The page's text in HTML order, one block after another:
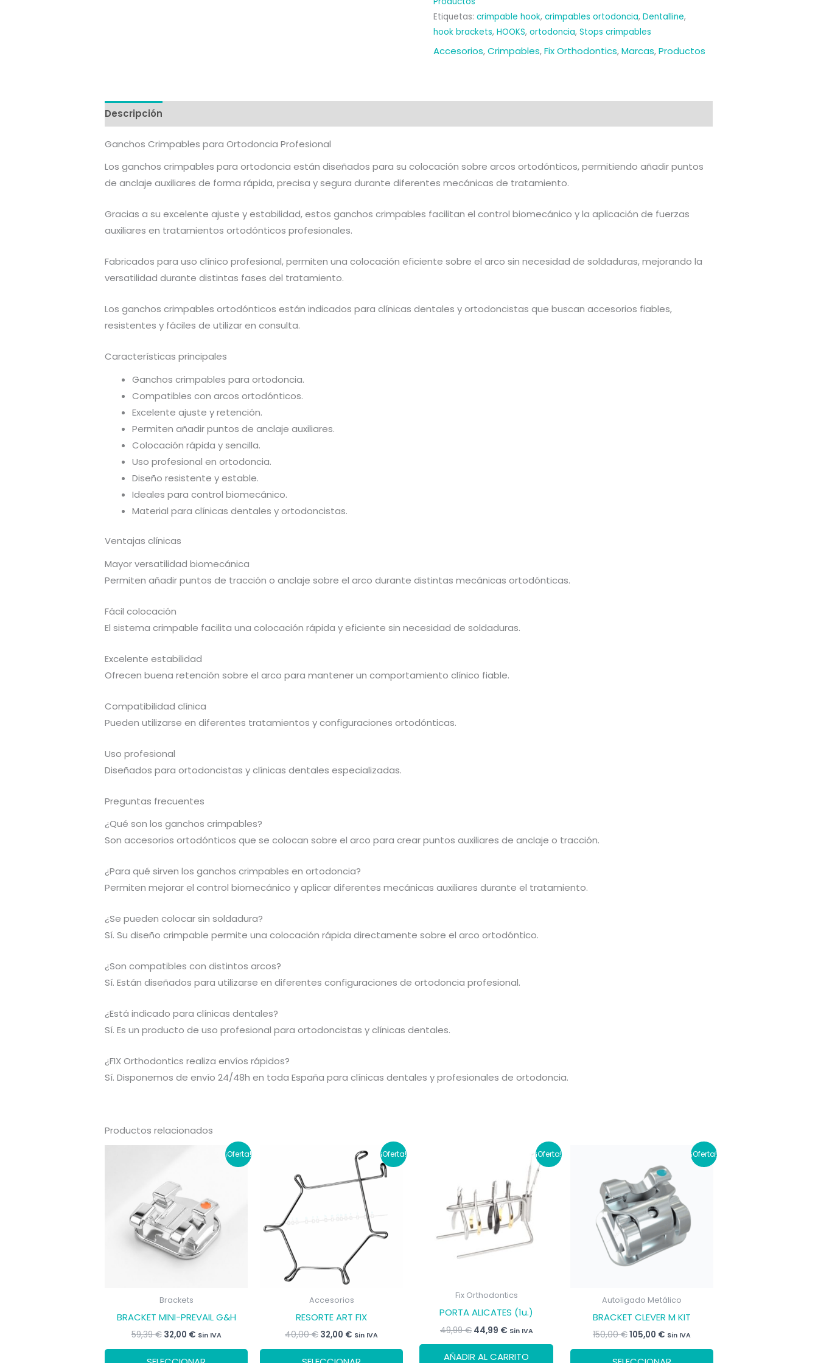
Etiquetas: crimpable hook, crimpables ortodoncia, Dentalline,
hook brackets, HOOKS, ortodoncia, Stops crimpables
Accesorios,Crimpables,Fix Orthodontics,Marcas,Productos
Descripción
Ganchos Crimpables para Ortodoncia Profesional
Los ganchos crimpables para ortodoncia están diseñados para su colocación sobre arcos ortodónticos, permitiendo añadir puntos
de anclaje auxiliares de forma rápida, precisa y segura durante diferentes mecánicas de tratamiento.
Gracias a su excelente ajuste y estabilidad, estos ganchos crimpables facilitan el control biomecánico y la aplicación de fuerzas
auxiliares en tratamientos ortodónticos profesionales.
Fabricados para uso clínico profesional, permiten una colocación eficiente sobre el arco sin necesidad de soldaduras, mejorando la
versatilidad durante distintas fases del tratamiento.
Los ganchos crimpables ortodónticos están indicados para clínicas dentales y ortodoncistas que buscan accesorios fiables,
resistentes y fáciles de utilizar en consulta.
Características principales
Ganchos crimpables para ortodoncia.
Compatibles con arcos ortodónticos.
Excelente ajuste y retención.
Permiten añadir puntos de anclaje auxiliares.
Colocación rápida y sencilla.
Uso profesional en ortodoncia.
Diseño resistente y estable.
Ideales para control biomecánico.
Material para clínicas dentales y ortodoncistas.
Ventajas clínicas
Mayor versatilidad biomecánica
Permiten añadir puntos de tracción o anclaje sobre el arco durante distintas mecánicas ortodónticas.
Fácil colocación
El sistema crimpable facilita una colocación rápida y eficiente sin necesidad de soldaduras.
Excelente estabilidad
Ofrecen buena retención sobre el arco para mantener un comportamiento clínico fiable.
Compatibilidad clínica
Pueden utilizarse en diferentes tratamientos y configuraciones ortodónticas.
Uso profesional
Diseñados para ortodoncistas y clínicas dentales especializadas.
Preguntas frecuentes
¿Qué son los ganchos crimpables?
Son accesorios ortodónticos que se colocan sobre el arco para crear puntos auxiliares de anclaje o tracción.
¿Para qué sirven los ganchos crimpables en ortodoncia?
Permiten mejorar el control biomecánico y aplicar diferentes mecánicas auxiliares durante el tratamiento.
¿Se pueden colocar sin soldadura?
Sí. Su diseño crimpable permite una colocación rápida directamente sobre el arco ortodóntico.
¿Son compatibles con distintos arcos?
Sí. Están diseñados para utilizarse en diferentes configuraciones de ortodoncia profesional.
¿Está indicado para clínicas dentales?
Sí. Es un producto de uso profesional para ortodoncistas y clínicas dentales.
¿FIX Orthodontics realiza envíos rápidos?
Sí. Disponemos de envío 24/48h en toda España para clínicas dentales y profesionales de ortodoncia.
Productos relacionados
¡Oferta!
Brackets
BRACKET MINI-PREVAIL G&H
59,39€ El
32,00 €ElSin IVA
Este
¡Oferta!
Accesorios
RESORTE ART FIX
40,00€ El
32,00 € El
Sin IVA
Este
¡Oferta!
Fix Orthodontics
PORTA ALICATES (1u.)
49,99€ El
era:
44,99 €El
es:
Sin IVA
AÑADIR AL CARRITO
¡Oferta!
Autoligado Metálico
BRACKET CLEVER M KIT
150,00€El
105,00 €ElSin IVA
Este